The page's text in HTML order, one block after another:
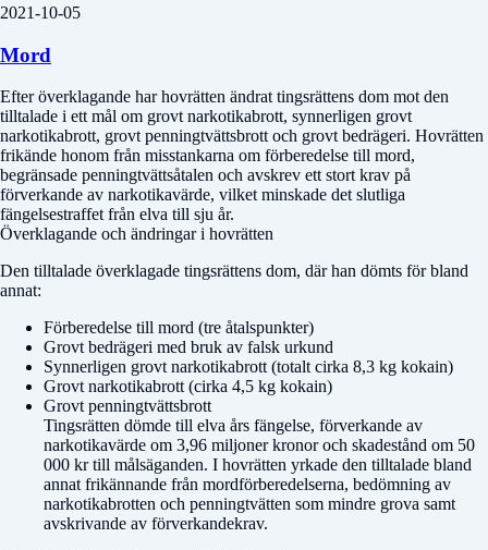
2021-10-05
Mord
Efter överklagande har hovrätten ändrat tingsrättens dom mot den
tilltalade i ett mål om grovt narkotikabrott, synnerligen grovt
narkotikabrott, grovt penningtvättsbrott och grovt bedrägeri. Hovrätten
frikände honom från misstankarna om förberedelse till mord,
begränsade penningtvättsåtalen och avskrev ett stort krav på
förverkande av narkotikavärde, vilket minskade det slutliga
fängelsestraffet från elva till sju år.
Överklagande och ändringar i hovrätten
Den tilltalade överklagade tingsrättens dom, där han dömts för bland
annat:
Förberedelse till mord (tre åtalspunkter)
Grovt bedrägeri med bruk av falsk urkund
Synnerligen grovt narkotikabrott (totalt cirka 8,3 kg kokain)
Grovt narkotikabrott (cirka 4,5 kg kokain)
Grovt penningtvättsbrott
Tingsrätten dömde till elva års fängelse, förverkande av
narkotikavärde om 3,96 miljoner kronor och skadestånd om 50
000 kr till målsäganden. I hovrätten yrkade den tilltalade bland
annat frikännande från mordförberedelserna, bedömning av
narkotikabrotten och penningtvätten som mindre grova samt
avskrivande av förverkandekrav.